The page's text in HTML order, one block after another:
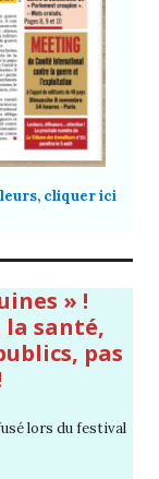
cliquer ici
» !
la santé,
pas
lors du festival